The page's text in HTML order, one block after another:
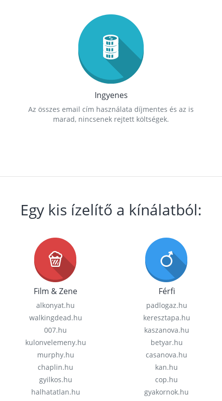
Ingyenes
Az összes email cím használata díjmentes és az is
marad, nincsenek rejtett költségek.
Egy kis ízelítő a kínálatból:
Film & Zene
alkonyat.hu
walkingdead.hu
007.hu
kulonvelemeny.hu
murphy.hu
chaplin.hu
gyilkos.hu
halhatatlan.hu
Férfi
padlogaz.hu
keresztapa.hu
kaszanova.hu
betyar.hu
casanova.hu
kan.hu
cop.hu
gyakornok.hu